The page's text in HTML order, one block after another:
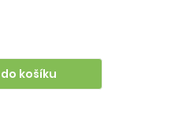
košíku